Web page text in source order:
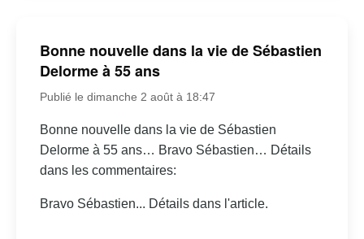
Bonne nouvelle dans la vie de Sébastien
Delorme à 55 ans
Publié le dimanche 2 août à 18:47
Bonne nouvelle dans la vie de Sébastien
Delorme à 55 ans… Bravo Sébastien… Détails
dans les commentaires:
Bravo Sébastien... Détails dans l'article.